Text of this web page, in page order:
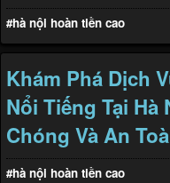
#hà nội hoàn tiền cao
Khám Phá Dịch
Nổi Tiếng Tại Hà
Chóng Và An
#hà nội hoàn tiền cao